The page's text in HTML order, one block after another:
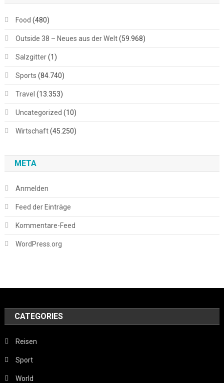
Food (480)
Outside 38 – Neues aus der Welt(59.968)
Salzgitter(1)
Sports (84.740)
Travel (13.353)
Uncategorized (10)
Wirtschaft(45.250)
META
Anmelden
Feed der Einträge
Kommentare-Feed
WordPress.org
CATEGORIES
Reisen
Sport
World